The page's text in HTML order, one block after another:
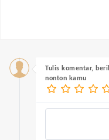
Tulis komentar,
nonton kamu